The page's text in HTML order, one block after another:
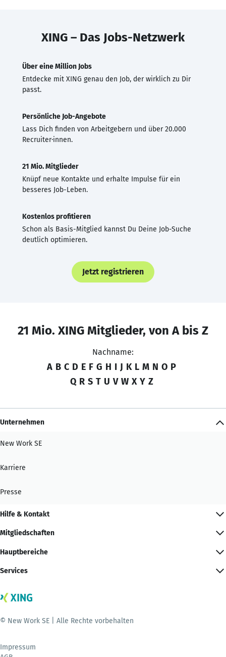
XING – Das Jobs-Netzwerk
Über eine Million Jobs
Entdecke mit XING genau den Job, der wirklich zu Dir
passt.
Persönliche Job-Angebote
Lass Dich finden von Arbeitgebern und über 20.000
Recruiter·innen.
21 Mio. Mitglieder
Knüpf neue Kontakte und erhalte Impulse für ein
besseres Job-Leben.
Kostenlos profitieren
Schon als Basis-Mitglied kannst Du Deine Job-Suche
deutlich optimieren.
Jetzt registrieren
21 Mio. XING Mitglieder, von A bis Z
Nachname:
A B C D E F G H I J K L M N O P
Q R S T U V W X Y Z
Unternehmen
New Work SE
Karriere
Presse
Hilfe & Kontakt
Mitgliedschaften
Hauptbereiche
Services
© New Work SE | Alle Rechte vorbehalten
Impressum